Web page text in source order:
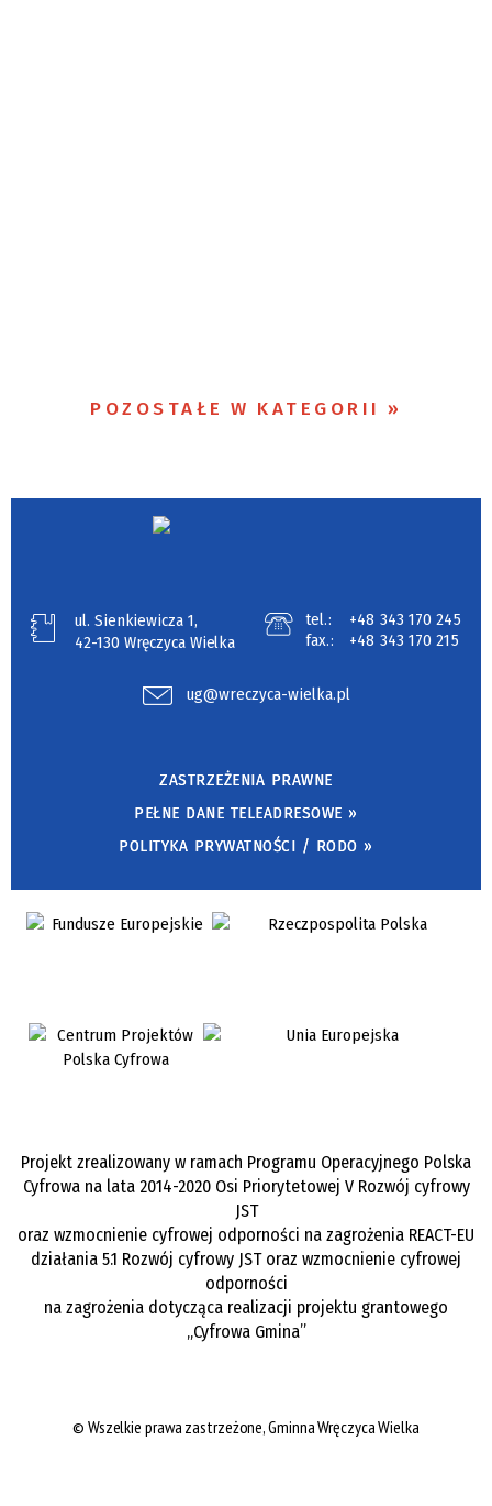
POZOSTAŁE W KATEGORII
ul. Sienkiewicza 1,
42-130 Wręczyca Wielka
tel.:
+48 343 170 245
fax.:
+48 343 170 215
ug@wreczyca-wielka.pl
ZASTRZEŻENIA PRAWNE
PEŁNE DANE TELEADRESOWE »
POLITYKA PRYWATNOŚCI / RODO »
Projekt zrealizowany w ramach Programu Operacyjnego Polska
Cyfrowa na lata 2014-2020 Osi Priorytetowej V Rozwój cyfrowy
JST
oraz wzmocnienie cyfrowej odporności na zagrożenia REACT-EU
działania 5.1 Rozwój cyfrowy JST oraz wzmocnienie cyfrowej
odporności
na zagrożenia dotycząca realizacji projektu grantowego
„Cyfrowa Gmina”
© Wszelkie prawa zastrzeżone,Gminna Wręczyca Wielka